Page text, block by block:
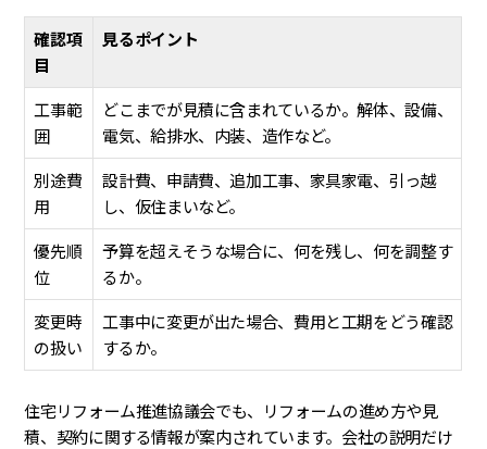
確認項
目
見るポイント
工事範
囲
どこまでが見積に含まれているか。解体、設備、
電気、給排水、内装、造作など。
別途費
用
設計費、申請費、追加工事、家具家電、引っ越
し、仮住まいなど。
優先順
位
予算を超えそうな場合に、何を残し、何を調整す
るか。
変更時
の扱い
工事中に変更が出た場合、費用と工期をどう確認
するか。
住宅リフォーム推進協議会でも、リフォームの進め方や見
積、契約に関する情報が案内されています。会社の説明だけ